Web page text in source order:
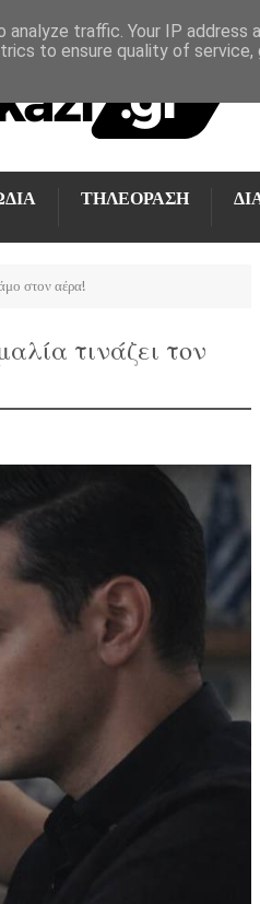
ΤΗΛΕΟΡΑΣΗ
στον αέρα!
τινάζει τον
traffic. Your IP address
to ensure quality of service,